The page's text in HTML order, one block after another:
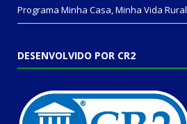
Programa Minha Casa, Minha Vida Rural
DESENVOLVIDO POR CR2